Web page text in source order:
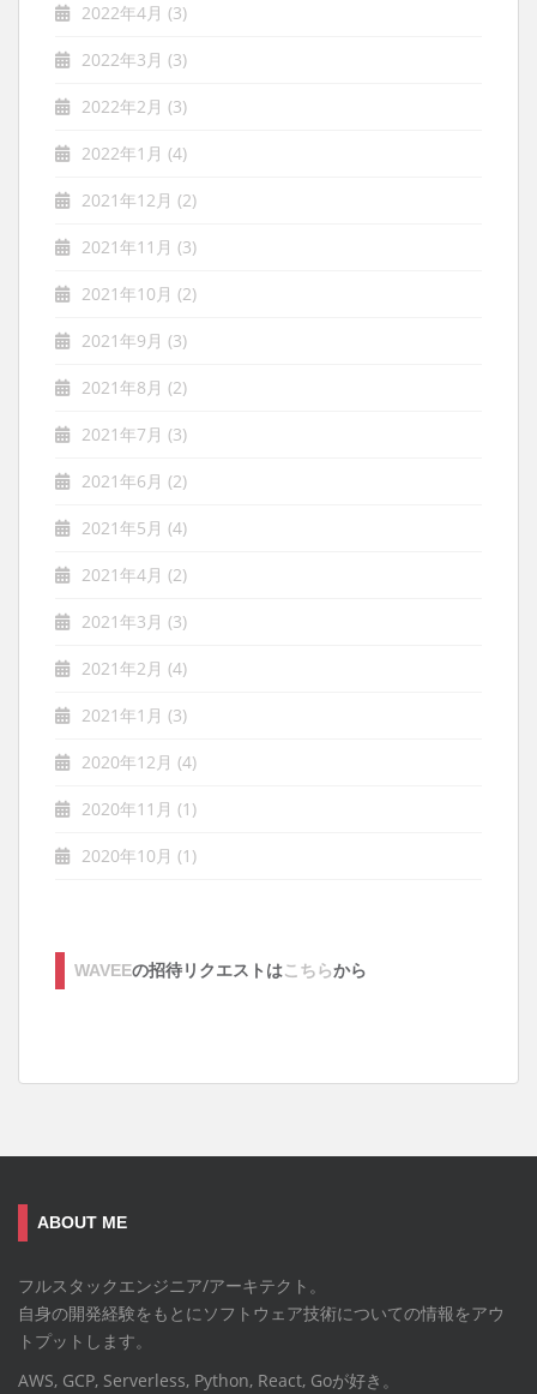
2022年4月 (3)
2022年3月 (3)
2022年2月 (3)
2022年1月 (4)
2021年12月 (2)
2021年11月 (3)
2021年10月 (2)
2021年9月 (3)
2021年8月 (2)
2021年7月 (3)
2021年6月 (2)
2021年5月 (4)
2021年4月 (2)
2021年3月 (3)
2021年2月 (4)
2021年1月 (3)
2020年12月 (4)
2020年11月 (1)
2020年10月 (1)
WAVEEの招待リクエストはこちらから
ABOUT ME
フルスタックエンジニア/アーキテクト。
自身の開発経験をもとにソフトウェア技術についての情報をアウ
トプットします。
AWS, GCP, Serverless, Python, React, Goが好き。